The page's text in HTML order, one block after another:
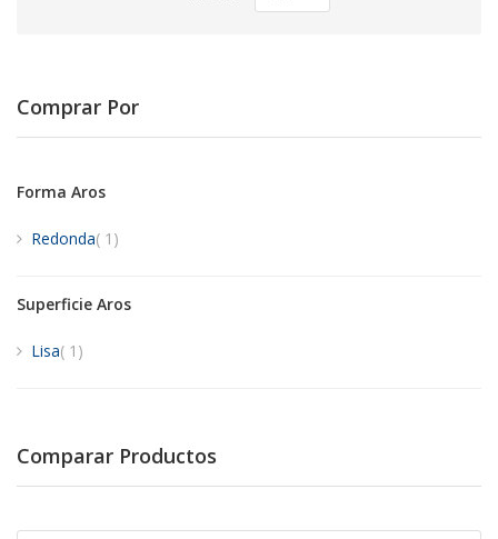
Comprar Por
Forma Aros
Redonda 1 artículo
Superficie Aros
Lisa 1 artículo
Comparar Productos